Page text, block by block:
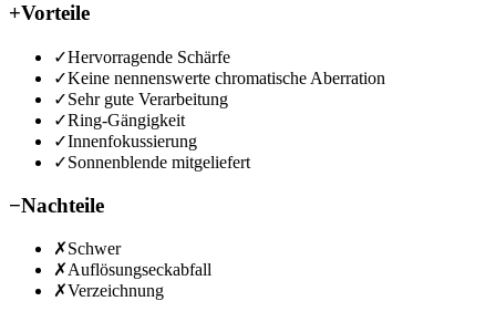
+Vorteile
✓Hervorragende Schärfe
✓Keine nennenswerte chromatische Aberration
✓Sehr gute Verarbeitung
✓Ring-Gängigkeit
✓Innenfokussierung
✓Sonnenblende mitgeliefert
−Nachteile
✗Schwer
✗Auflösungseckabfall
✗Verzeichnung